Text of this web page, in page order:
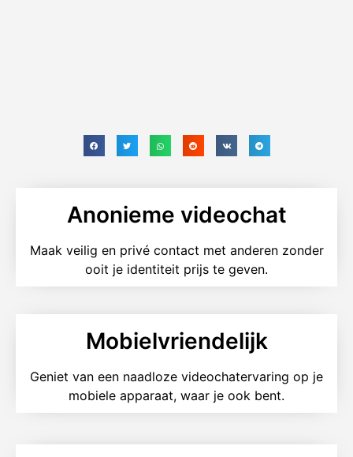
Anonieme videochat
Maak veilig en privé contact met anderen zonder
ooit je identiteit prijs te geven.
Mobielvriendelijk
Geniet van een naadloze videochatervaring op je
mobiele apparaat, waar je ook bent.